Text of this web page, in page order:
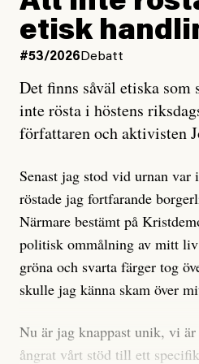
och då ska en efterforska
oro inom rörelsen.
Artikeln undersöker inte, som
är sant, vad som är rykten”,
ännu mer ryktesspridning.
misstänkta personen är en
får veta är att personen har
under åren, att den har
sociala medier, att artikelns
på personens ekonomi och
anonyma röster inom rörelsen
anses vara anledningar att
men ingenting av detta är
etisk
#53/2026 Debatt
Det finns såväl etiska som
inte rösta i höstens
författaren och aktivisten
Senast jag stod vid urnan
röstade jag fortfarande
Närmare bestämt på
politisk ommålning av mitt liv
gröna och svarta färger tog
skulle jag känna skam över
Nu är jag knappast unik, vi
ångrat vårt stöd till ett